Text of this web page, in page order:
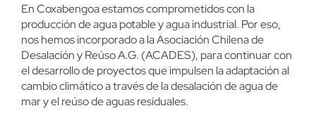
En Coxabengoa estamos comprometidos con la
producción de agua potable y agua industrial. Por eso,
nos hemos incorporado a la Asociación Chilena de
Desalación y Reúso A.G. (ACADES), para continuar con
el desarrollo de proyectos que impulsen la adaptación al
cambio climático a través de la desalación de agua de
mar y el reúso de aguas residuales.